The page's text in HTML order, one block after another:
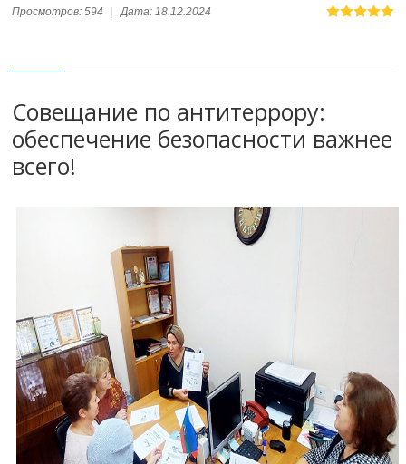
Просмотров: 594 Дата: 18.12.2024
Совещание по антитеррору:
обеспечение безопасности важнее
всего!